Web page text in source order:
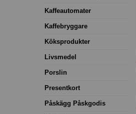
Kaffeautomater
Kaffebryggare
Köksprodukter
Livsmedel
Porslin
Presentkort
Påskägg Påskgodis